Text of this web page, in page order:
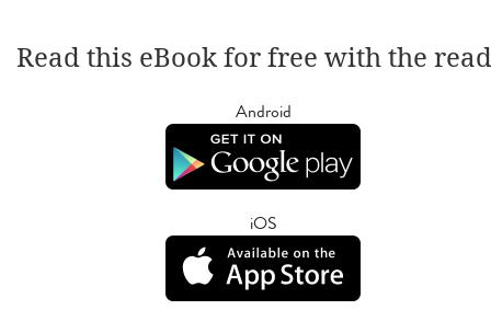
Read this eBook for free with the
Android
iOS